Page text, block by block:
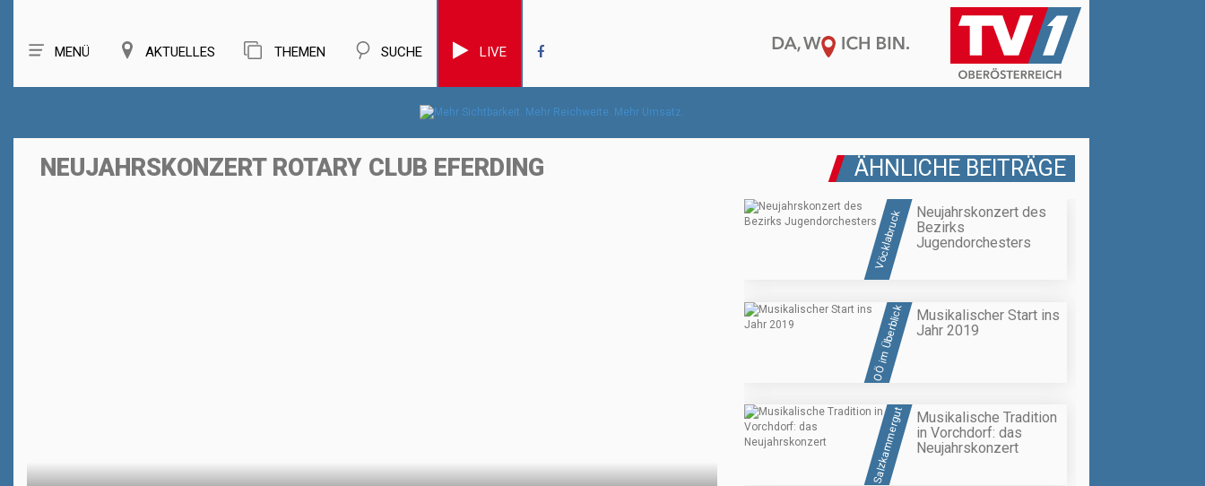
MENÜ AKTUELLES THEMEN SUCHE LIVE
NEUJAHRSKONZERT ROTARY CLUB EFERDING ÄHNLICHE BEITRÄGE
Vöcklabruck
Neujahrskonzert des
Bezirks
Jugendorchesters
OÖ im Überblick
Musikalischer Start ins
Jahr 2019
Salzkammergut
Musikalische Tradition
in Vorchdorf: das
Neujahrskonzert